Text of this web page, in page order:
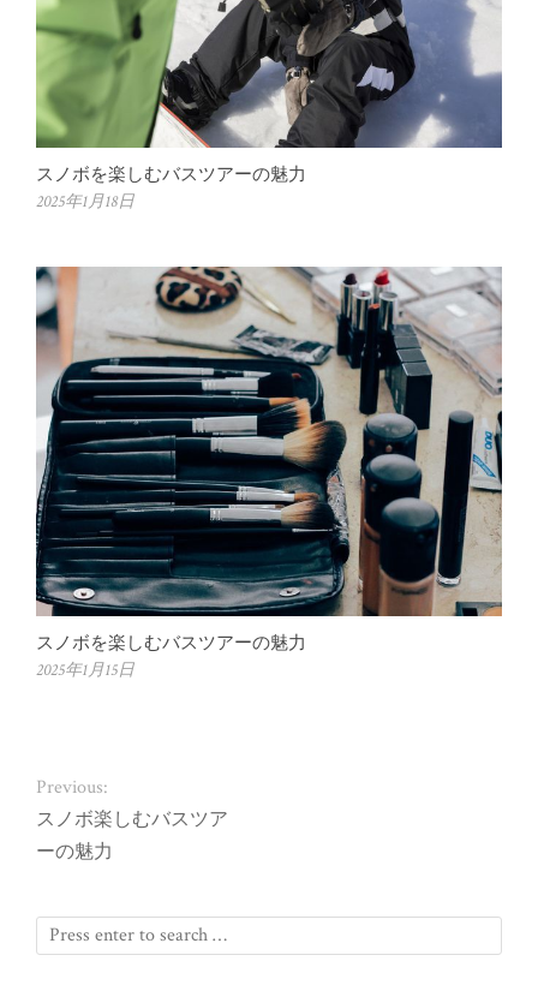
スノボを楽しむバスツアーの魅力
2025年1月18日
スノボを楽しむバスツアーの魅力
2025年1月15日
Previous:
スノボ楽しむバスツア
ーの魅力